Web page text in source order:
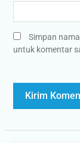
Simpan
untuk komentar